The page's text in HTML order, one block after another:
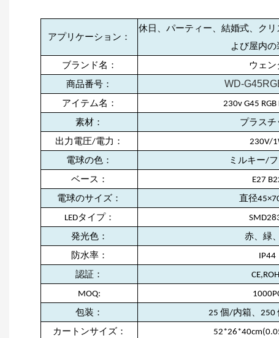
アプリケーション：
休日、パーティー、結婚式、ク
よび屋内の
ブランド名： ウェン
商品番号： WD-
アイテム名： 230v G45 RGB
素材： プラスチ
出力電圧/電力： 230V/
電球の色： ミルキー/
ベース： E27
電球のサイズ： 直径
LEDタイプ：
発光色： 赤、緑
防水率： IP44
認証：
MOQ:
包装： 25 個/内箱、250
カートンサイズ：